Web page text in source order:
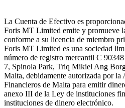
La Cuenta de Efectivo es
Foris MT Limited emite y promueve
conforme a su licencia de miembro
Foris MT Limited es una sociedad
número de registro mercantil C
7, Spinola Park, Triq Mikiel Ang
Malta, debidamente autorizada por la
Financieros de Malta para emitir
anexo III de la Ley de instituciones
instituciones de dinero electrónico.